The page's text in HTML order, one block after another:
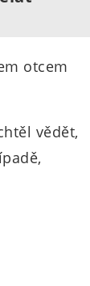
otcem
vědět,